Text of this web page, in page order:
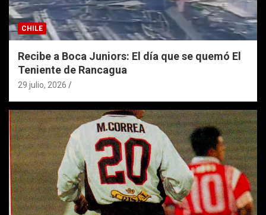
CHILE
Recibe a Boca Juniors: El día que se quemó El
Teniente de Rancagua
29 julio, 2026